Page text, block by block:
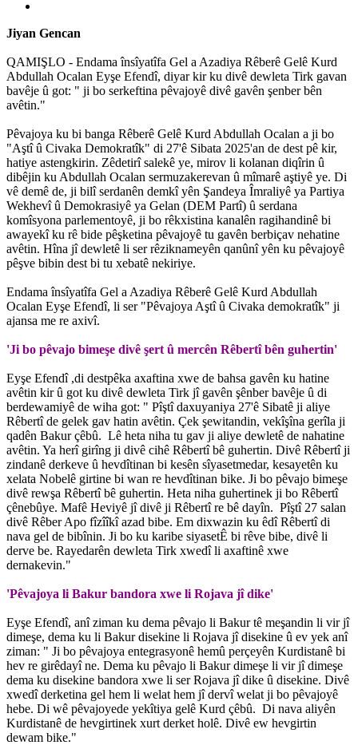
Jiyan Gencan
QAMIŞLO - Endama însîyatîfa Gel a Azadiya Rêberê Gelê Kurd
Abdullah Ocalan Eyşe Efendî, diyar kir ku divê dewleta Tirk gavan
bavêje û got: " ji bo serkeftina pêvajoyê divê gavên şenber bên
avêtin."
Pêvajoya ku bi banga Rêberê Gelê Kurd Abdullah Ocalan a ji bo
"Aştî û Civaka Demokratîk" di 27'ê Sibata 2025'an de dest pê kir,
hatiye astengkirin. Zêdetirî salekê ye, mirov li kolanan diqîrin û
dibêjin ku Abdullah Ocalan sermuzakerevan û mîmarê aştiyê ye. Di
vê demê de, ji bilî serdanên demkî yên Şandeya Îmraliyê ya Partiya
Wekhevî û Demokrasiyê ya Gelan (DEM Partî) û serdana
komîsyona parlementoyê, ji bo rêkxistina kanalên ragihandinê bi
awayekî ku rê bide pêşketina pêvajoyê tu gavên berbiçav nehatine
avêtin. Hîna jî dewletê li ser rêziknameyên qanûnî yên ku pêvajoyê
pêşve bibin dest bi tu xebatê nekiriye.
Endama însîyatîfa Gel a Azadiya Rêberê Gelê Kurd Abdullah
Ocalan Eyşe Efendî, li ser "Pêvajoya Aştî û Civaka demokratîk" ji
ajansa me re axivî.
'Ji bo pêvajo bimeşe divê şert û mercên Rêbertî bên guhertin'
Eyşe Efendî ,di destpêka axaftina xwe de bahsa gavên ku hatine
avêtin kir û got ku divê dewleta Tirk jî gavên şênber bavêje û di
berdewamiyê de wiha got: " Pîştî daxuyaniya 27'ê Sibatê ji aliye
Rêbertî de gelek gav hatin avêtin. Çek şewitandin, vekîşîna gerîla ji
qadên Bakur çêbû. Lê heta niha tu gav ji aliye dewletê de nahatine
avêtin. Ya herî girîng ji divê cihê Rêbertî bê guhertin. Divê Rêbertî ji
zindanê derkeve û hevdîtinan bi kesên sîyasetmedar, kesayetên ku
xelata Nobelê girtine bi wan re hevdîtinan bike. Ji bo pêvajo bimeşe
divê rewşa Rêbertî bê guhertin. Heta niha guhertinek ji bo Rêbertî
çênebûye. Mafê Heviyê jî divê ji Rêbertî re bê dayîn. Pîştî 27 salan
divê Rêber Apo fîzîîkî azad bibe. Em dixwazin ku êdî Rêbertî di
nava gel de bibînin. Ji bo ku karibe siyasetÊ bi rêve bibe, divê li
derve be. Rayedarên dewleta Tirk xwedî li axaftinê xwe
dernakevin."
'Pêvajoya li Bakur bandora xwe li Rojava jî dike'
Eyşe Efendî, anî ziman ku dema pêvajo li Bakur tê meşandin li vir jî
dimeşe, dema ku li Bakur disekine li Rojava jî disekine û ev yek anî
ziman: " Ji bo pêvajoya entegrasyonê hemû perçeyên Kurdistanê bi
hev re girêdayî ne. Dema ku pêvajo li Bakur dimeşe li vir jî dimeşe
dema ku disekine bandora xwe li ser Rojava jî dike û disekine. Divê
xwedî derketina gel hem li welat hem jî dervî welat ji bo pêvajoyê
hebe. Di wê pêvajoyede yekîtiya gelê Kurd çêbû. Di nava aliyên
Kurdistanê de hevgirtinek xurt derket holê. Divê ew hevgirtin
dewam bike."